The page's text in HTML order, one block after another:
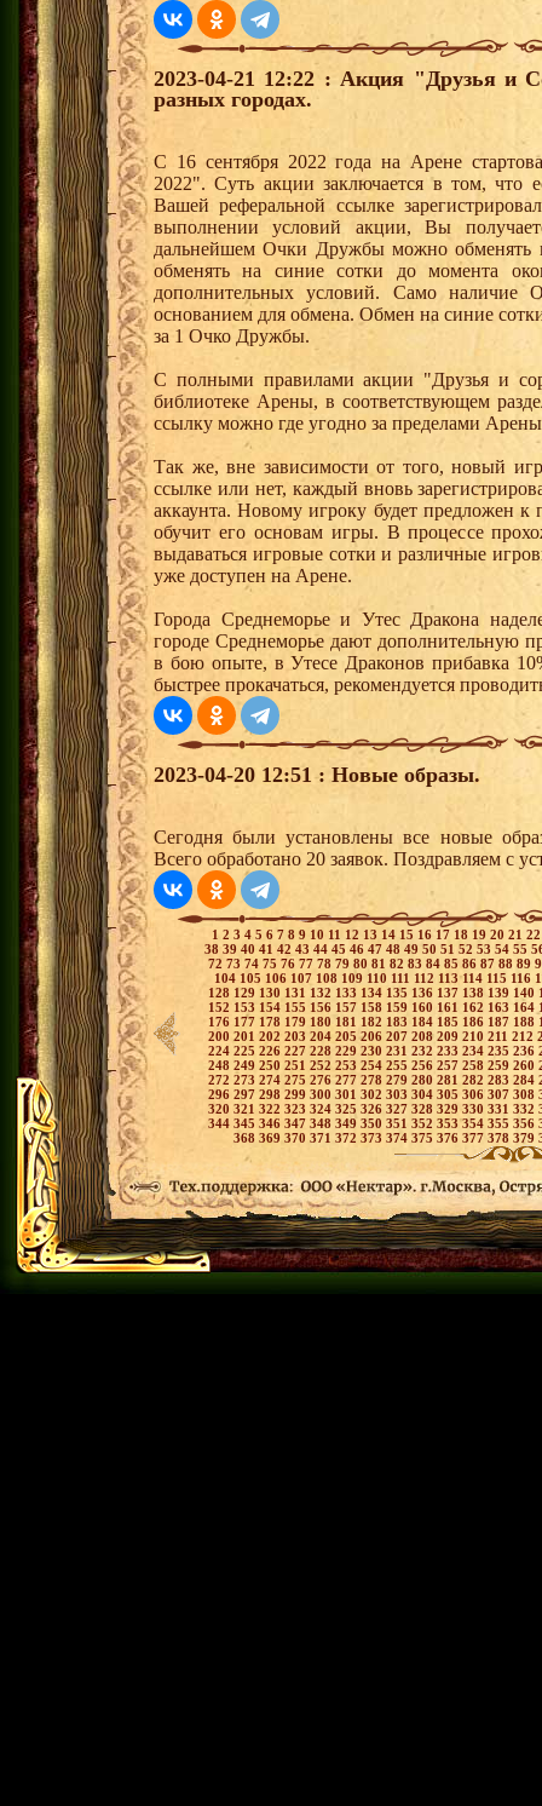
2023-04-21 12:22 : Акция "Друзья и
разных городах.
С 16 сентября 2022 года на Арене
2022". Суть акции заключается в том, что
Вашей реферальной ссылке
выполнении условий акции, Вы
дальнейшем Очки Дружбы можно
обменять на синие сотки до момента
дополнительных условий. Само наличие
основанием для обмена. Обмен на синие
за 1 Очко Дружбы.
С полными правилами акции "Друзья и
библиотеке Арены, в соответствующем
ссылку можно где угодно за пределами
Так же, вне зависимости от того, новый
ссылке или нет, каждый вновь
аккаунта. Новому игроку будет предложен
обучит его основам игры. В процессе
выдаваться игровые сотки и различные
уже доступен на Арене.
Города Среднеморье и Утес Дракона
городе Среднеморье дают дополнительную
в бою опыте, в Утесе Драконов прибавка
быстрее прокачаться, рекомендуется
2023-04-20 12:51 : Новые образы.
Сегодня были установлены все новые
Всего обработано 20 заявок. Поздравляем с
1 2 3 4 5 6 7 8 9 10 11 12 13 14 15 16 17 18 19 20 21
38 39 40 41 42 43 44 45 46 47 48 49 50 51 52 53 54 55
72 73 74 75 76 77 78 79 80 81 82 83 84 85 86 87 88 89
104 105 106 107 108 109 110 111 112 113114 115 116
128 129 130 131 132 133 134 135 136 137 138 139 140
152 153 154 155 156 157 158 159 160 161 162 163 164
176 177 178 179 180 181 182 183 184 185 186 187 188
200 201 202 203 204 205206 207 208 209 210 211 212
224 225 226 227 228 229 230 231 232 233 234 235 236
248 249 250 251 252 253 254 255 256 257 258 259 260
272 273 274 275 276 277 278 279 280 281 282 283 284
296 297 298 299 300 301 302 303 304 305 306 307 308
320 321 322 323 324 325 326 327 328 329 330 331 332
344 345 346 347 348 349 350 351 352 353354 355 356
368 369 370 371 372 373 374 375 376 377 378 379